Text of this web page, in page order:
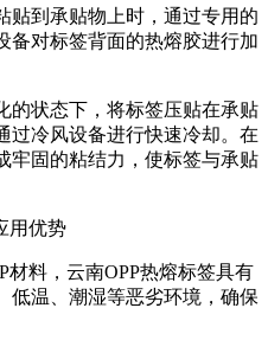
贴到承贴物上时，通过专用的
备对标签背面的热熔胶进行加
的状态下，将标签压贴在承贴
过冷风设备进行快速冷却。在
牢固的粘结力，使标签与承贴
用优势
材料，云南OPP热熔标签具有
低温、潮湿等恶劣环境，确保